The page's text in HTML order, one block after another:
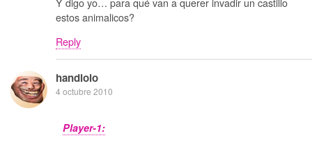
estos animalicos?
Reply
handlolo
4 octubre 2010
Player-1: